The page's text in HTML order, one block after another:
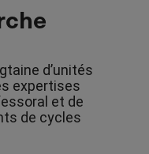
d’unités
expertises
et de
de cycles